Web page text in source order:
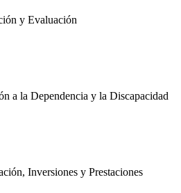
y Evaluación
a la Dependencia y la Discapacidad
Inversiones y Prestaciones